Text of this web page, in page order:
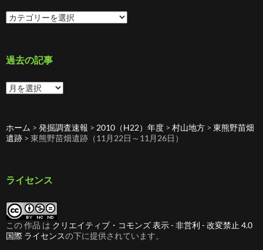
カ
テ
ー
過去の記事
過
去
事
ホーム > 発掘調査速報 > 2010（H22）年度 > 村山地方 > 東熊野苗畑
遺跡 > 東熊野苗畑遺跡（11月22日～11月26日）
ライセンス
この 作品 は クリエイティブ・コモンズ 表示 - 非営利 - 改変禁止 4.0
国際 ライセンスの下に提供されています。